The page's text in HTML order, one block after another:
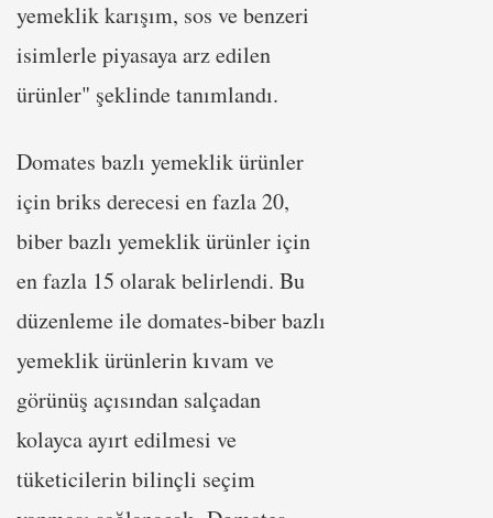
yemeklik karışım, sos ve benzeri
isimlerle piyasaya arz edilen
ürünler" şeklinde tanımlandı.
Domates bazlı yemeklik ürünler
için briks derecesi en fazla 20,
biber bazlı yemeklik ürünler için
en fazla 15 olarak belirlendi. Bu
düzenleme ile domates-biber bazlı
yemeklik ürünlerin kıvam ve
görünüş açısından salçadan
kolayca ayırt edilmesi ve
tüketicilerin bilinçli seçim